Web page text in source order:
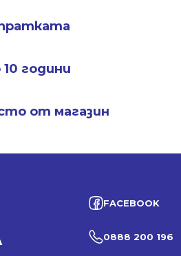
години
от магазин
FACEBOOK
0888 200 196